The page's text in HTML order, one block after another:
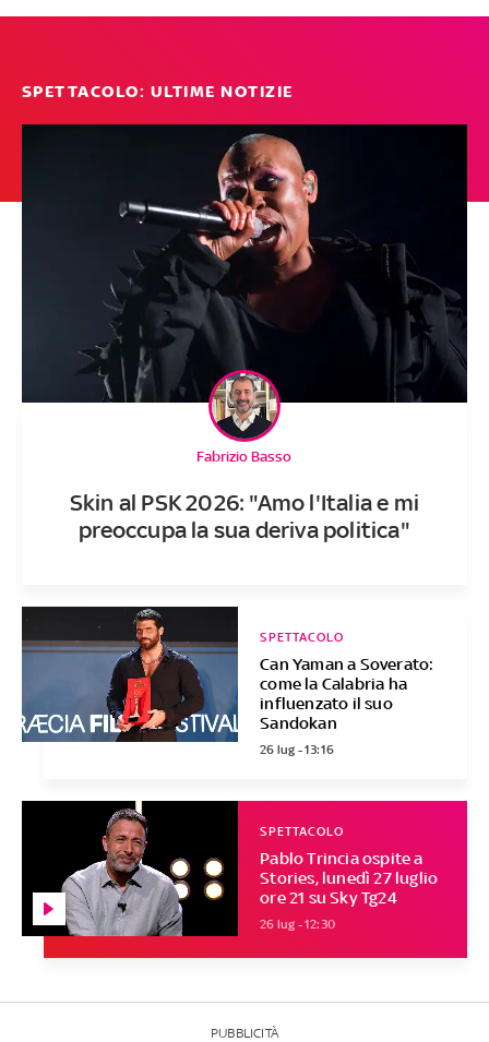
SPETTACOLO: ULTIME NOTIZIE
Skin al PSK 2026: "Amo l'Italia e mi
preoccupa la sua deriva politica"
Fabrizio Basso
Can Yaman a Soverato:
come la Calabria ha
influenzato il suo
Sandokan
SPETTACOLO
26 lug - 13:16
Pablo Trincia ospite a
Stories, lunedì 27 luglio
ore 21 su Sky Tg24
SPETTACOLO
26 lug - 12:30
PUBBLICITÀ